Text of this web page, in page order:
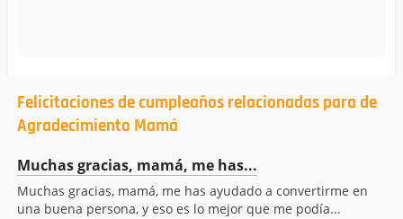
Felicitaciones de cumpleaños relacionadas para de
Agradecimiento Mamá
Muchas gracias, mamá, me has...
Muchas gracias, mamá, me has ayudado a convertirme en
una buena persona, y eso es lo mejor que me podía...